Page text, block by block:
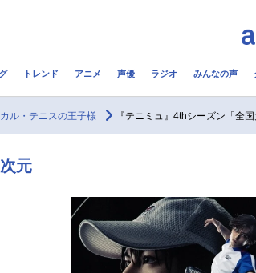
アプリ
最新記事一覧
アニメ記事一覧 実写
男性
トレンド アニメ 声優 ラジオ みんなの声
ル・テニスの王子様 『テニミュ』4thシーズン「全
元